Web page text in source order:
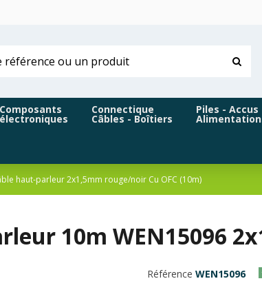
Composants
électroniques
Connectique
Câbles - Boîtiers
Piles - Accus
haut-parleur 2x1,5mm rouge/noir Cu OFC (10m)
10m WEN15096
Référence WEN15096